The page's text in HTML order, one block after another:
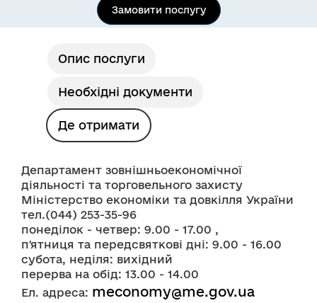
Замовити послугу
Опис послуги
Необхідні документи
Де отримати
Департамент зовнішньоекономічної
діяльності та торговельного захисту
Міністерство економіки та довкілля України
тел.(044) 253-35-96
понеділок - четвер: 9.00 - 17.00 ,
п'ятниця та передсвяткові дні: 9.00 - 16.00
субота, неділя: вихідний
перерва на обід: 13.00 - 14.00
Ел. адреса: meconomy@me.gov.ua